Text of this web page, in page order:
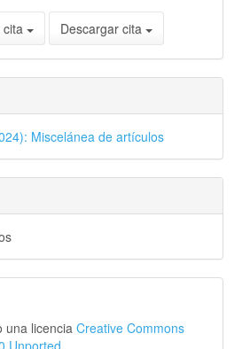
cita Descargar cita
Miscelánea de artículos
una licencia Creative Commons